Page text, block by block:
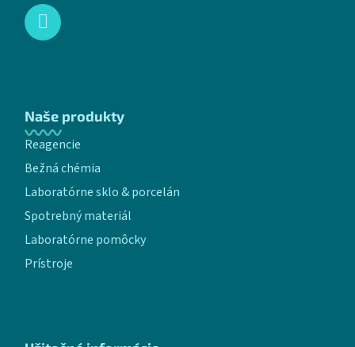
Naše produkty
Reagencie
Bežná chémia
Laboratórne sklo & porcelán
Spotrebný materiál
Laboratórne pomôcky
Prístroje